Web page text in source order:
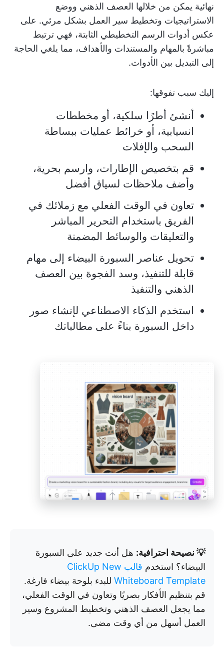
نهائية يمكن من خلالها العصف الذهني ووضع
الاستراتيجيات وتخطيط سير العمل بشكل مرئي. على
عكس أدوات الرسم التخطيطي الثابتة، فهي ترتبط
مباشرةً بالمهام والمستندات والأهداف، مما يلغي الحاجة
إلى التبديل بين الأدوات.
إليك سبب تفوقها:
أنشئ أطرًا سلكية، أو مخططات
انسيابية، أو خرائط عمليات ببساطة
السحب والإفلات
قم بتخصيص الإطارات، وارسم بحرية،
وأضف ملاحظات لسياق أفضل
تعاون في الوقت الفعلي مع زملائك في
الفريق باستخدام التحرير المباشر
والتعليقات والوسائط المضمنة
تحويل عناصر السبورة البيضاء إلى مهام
قابلة للتنفيذ، وسد الفجوة بين العصف
الذهني والتنفيذ
استخدم الذكاء الاصطناعي لإنشاء صور
داخل السبورة بناءً على مطالباتك
💡 نصيحة احترافية: هل أنت جديد على السبورة
البيضاء؟ استخدم
قالب ClickUp New
Whiteboard Template للبدء بلوحة بيضاء فارغة.
قم بتنظيم الأفكار بصريًا وتعاون في الوقت الفعلي،
مما يجعل العصف الذهني وتخطيط المشروع وسير
العمل أسهل من أي وقت مضى.